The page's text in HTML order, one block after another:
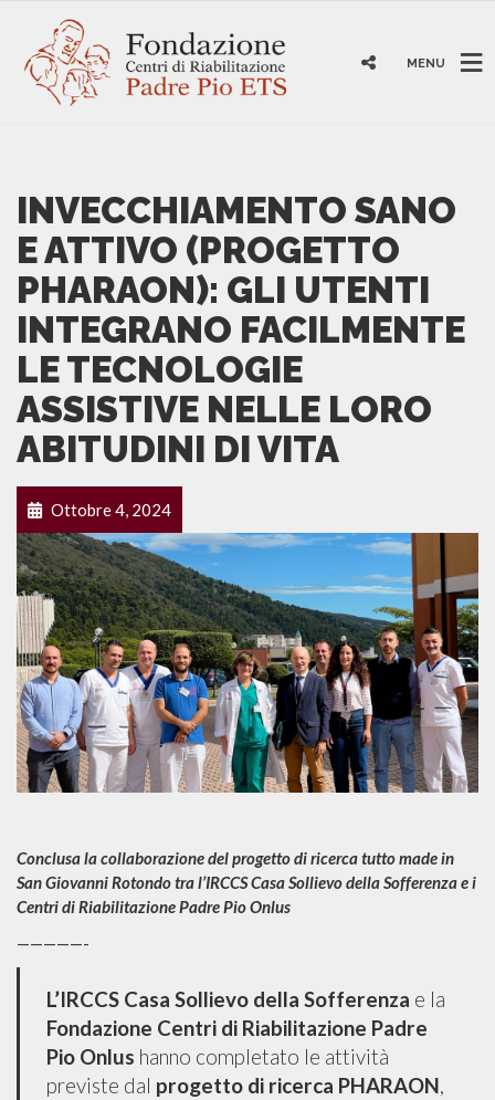
MENU
INVECCHIAMENTO SANO
E ATTIVO (PROGETTO
PHARAON): GLI UTENTI
INTEGRANO FACILMENTE
LE TECNOLOGIE
ASSISTIVE NELLE LORO
ABITUDINI DI VITA
Ottobre 4, 2024
Conclusa la collaborazione del progetto di ricerca tutto made in
San Giovanni Rotondo tra l’IRCCS Casa Sollievo della Sofferenza e i
Centri di Riabilitazione Padre Pio Onlus
—————-
L’IRCCS Casa Sollievo della Sofferenza e la
Fondazione Centri di Riabilitazione Padre
Pio Onlus hanno completato le attività
previste dal progetto di ricerca PHARAON,